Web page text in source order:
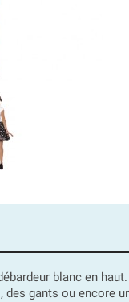
blanc en
gants ou encore